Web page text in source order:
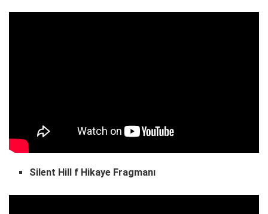
Silent Hill f Hikaye Fragmanı